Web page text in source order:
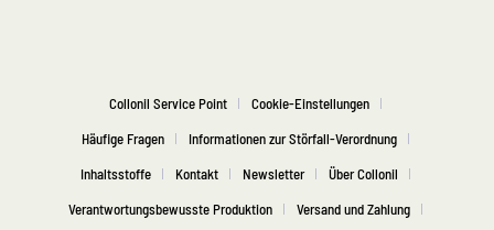
Collonil Service Point
Cookie-Einstellungen
Häufige Fragen
Informationen zur Störfall-Verordnung
Inhaltsstoffe
Kontakt Newsletter
Über Collonil
Verantwortungsbewusste Produktion
Versand und Zahlung